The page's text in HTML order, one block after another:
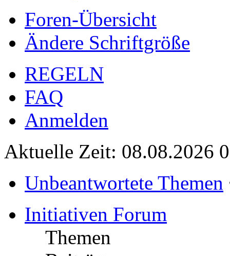
Foren-Übersicht
Ändere Schriftgröße
REGELN
FAQ
Anmelden
Aktuelle Zeit: 08.08.2026
Unbeantwortete Themen
Initiativen Forum
Themen